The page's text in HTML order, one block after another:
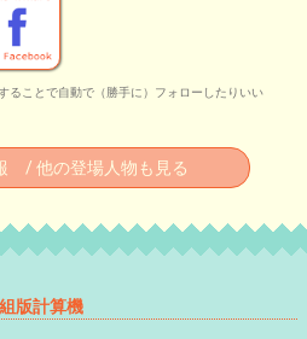
ることで自動で（勝手に）フォローしたりいい
/ 他の登場人物も見る
版計算機